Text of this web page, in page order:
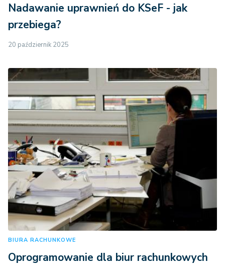
Nadawanie uprawnień do KSeF - jak
przebiega?
20 październik 2025
BIURA RACHUNKOWE
Oprogramowanie dla biur rachunkowych